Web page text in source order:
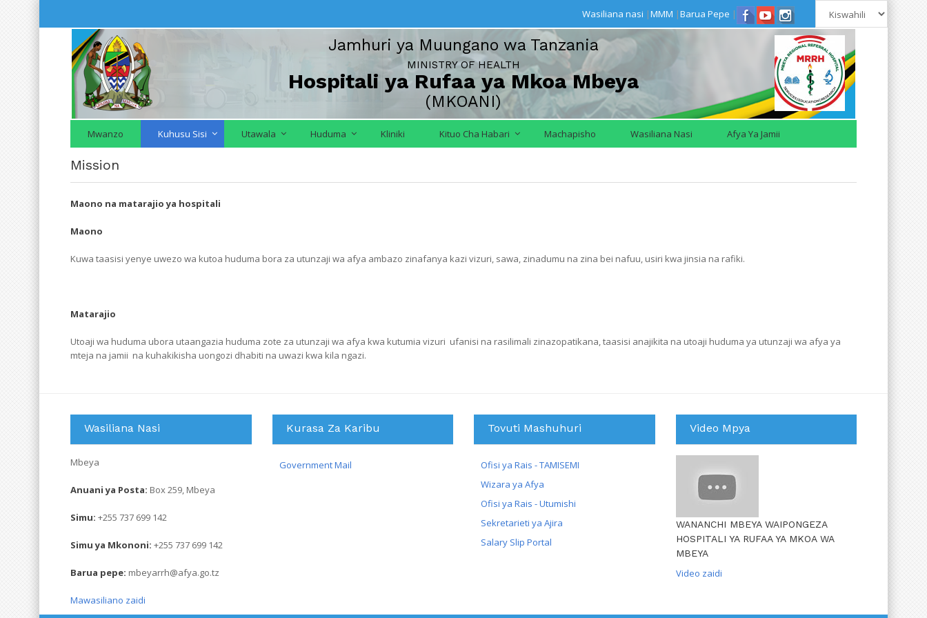
Wasiliana nasi |MMM |Barua Pepe |
Jamhuri ya Muungano wa Tanzania
MINISTRY OF HEALTH
Hospitali ya Rufaa ya Mkoa Mbeya
(MKOANI)
Mwanzo Kuhusu Sisi Utawala Huduma Kliniki Kituo Cha Habari Machapisho Wasiliana Nasi Afya Ya Jamii
Mission
Maono na matarajio ya hospitali
Maono
Kuwa taasisi yenye uwezo wa kutoa huduma bora za utunzaji wa afya ambazo zinafanya kazi vizuri, sawa, zinadumu na zina bei nafuu, usiri kwa jinsia na rafiki.
Matarajio
Utoaji wa huduma ubora utaangazia huduma zote za utunzaji wa afya kwa kutumia vizuri ufanisi na rasilimali zinazopatikana, taasisi anajikita na utoaji huduma ya utunzaji wa afya ya
mteja na jamii na kuhakikisha uongozi dhabiti na uwazi kwa kila ngazi.
Wasiliana Nasi
Mbeya
Anuani ya Posta: Box 259, Mbeya
Simu: +255 737 699 142
Simu ya Mkononi: +255 737 699 142
Barua pepe: mbeyarrh@afya.go.tz
Mawasiliano zaidi
Kurasa Za Karibu
Government Mail
Tovuti Mashuhuri
Ofisi ya Rais - TAMISEMI
Wizara ya Afya
Ofisi ya Rais - Utumishi
Sekretarieti ya Ajira
Salary Slip Portal
Video Mpya
WANANCHI MBEYA WAIPONGEZA
HOSPITALI YA RUFAA YA MKOA WA
MBEYA
Video zaidi